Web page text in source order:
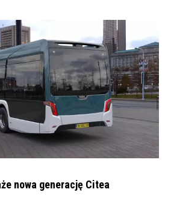
nowa generację Citea